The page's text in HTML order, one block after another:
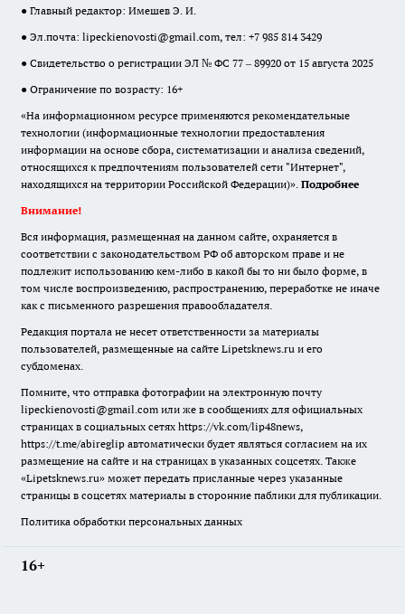
● Главный редактор: Имешев Э. И.
● Эл.почта: lipeckienovosti@gmail.com, тел: +7 985 814 3429
● Свидетельство о регистрации ЭЛ № ФС 77 – 89920 от 15 августа 2025
● Ограничение по возрасту: 16+
«На информационном ресурсе применяются рекомендательные
технологии (информационные технологии предоставления
информации на основе сбора, систематизации и анализа сведений,
относящихся к предпочтениям пользователей сети "Интернет",
находящихся на территории Российской Федерации)». Подробнее
Внимание!
Вся информация, размещенная на данном сайте, охраняется в
соответствии с законодательством РФ об авторском праве и не
подлежит использованию кем-либо в какой бы то ни было форме, в
том числе воспроизведению, распространению, переработке не иначе
как с письменного разрешения правообладателя.
Редакция портала не несет ответственности за материалы
пользователей, размещенные на сайте Lipetsknews.ru и его
субдоменах.
Помните, что отправка фотографии на электронную почту
lipeckienovosti@gmail.com или же в сообщениях для официальных
страницах в социальных сетях https://vk.com/lip48news,
https://t.me/abireglip автоматически будет являться согласием на их
размещение на сайте и на страницах в указанных соцсетях. Также
«Lipetsknews.ru» может передать присланные через указанные
страницы в соцсетях материалы в сторонние паблики для публикации.
Политика обработки персональных данных
16+